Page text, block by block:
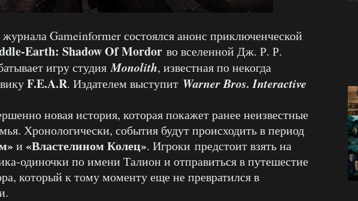
Gameinformer состоялся анонс приключенческой
Earth: Shadow Of Mordor во вселенной Дж. Р. Р.
игру студияMonolith, известная по некогда
F.E.A.R. Издателем выступит Warner Bros. Interactive
новая история, которая покажет ранее неизвестные
Хронологически, события будут происходить в период
и «Властелином Колец». Игроки предстоит взять на
одиночки по имени Талион и отправиться в путешестие
который к тому моменту еще не превратился в